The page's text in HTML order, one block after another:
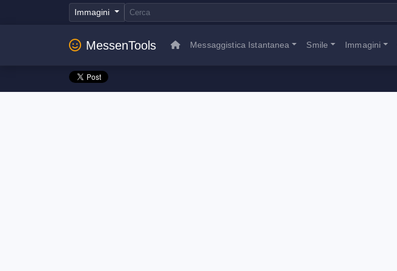
Immagini
MessenTools Messaggistica Istantanea Smile Immagini